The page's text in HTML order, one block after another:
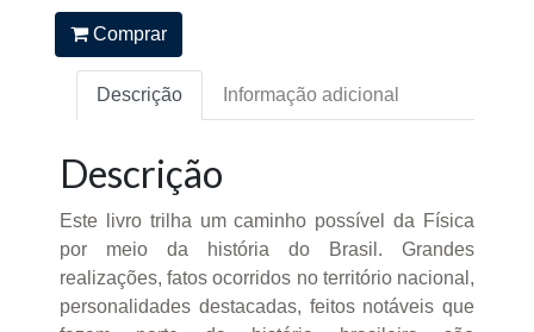
Comprar
Descrição Informação adicional
Descrição
Este livro trilha um caminho possível da Física
por meio da história do Brasil. Grandes
realizações, fatos ocorridos no território nacional,
personalidades destacadas, feitos notáveis que